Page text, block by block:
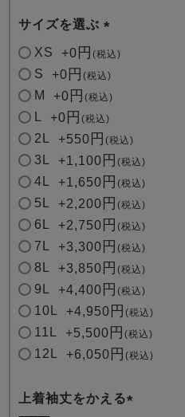
サイズを選ぶ
(
)
XS +0 税込
S +0 税込
M +0 税込
+0 税込
2L +550 税込
3L +1,100 税込
4L +1,650 税込
5L +2,200 税込
6L +2,750 税込
7L +3,300 税込
8L +3,850 税込
9L +4,400 税込
10L +4,950 税込
11L +5,500 税込
12L +6,050 税込
上着袖丈をかえる